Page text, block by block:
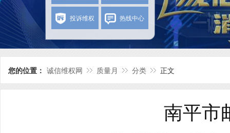
投诉维权 热线中心
您的位置： 诚信维权网 质量月 分类 正文
南平市